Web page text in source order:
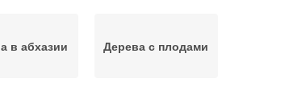
в абхазии Дерева с плодами